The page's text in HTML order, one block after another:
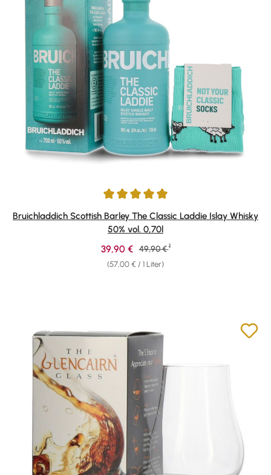
Durchschnittliche Bewertung von 4.92 von 5 Sternen
Bruichladdich Scottish Barley The Classic Laddie Islay Whisky
50% vol. 0,70l
(57,00 € / 1 Liter)
Verkaufspreis:
39,90 € Regulärer Preis:
49,90 € 1